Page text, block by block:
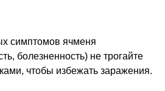
симптомов ячменя
болезненность) не трогайте
чтобы избежать заражения.